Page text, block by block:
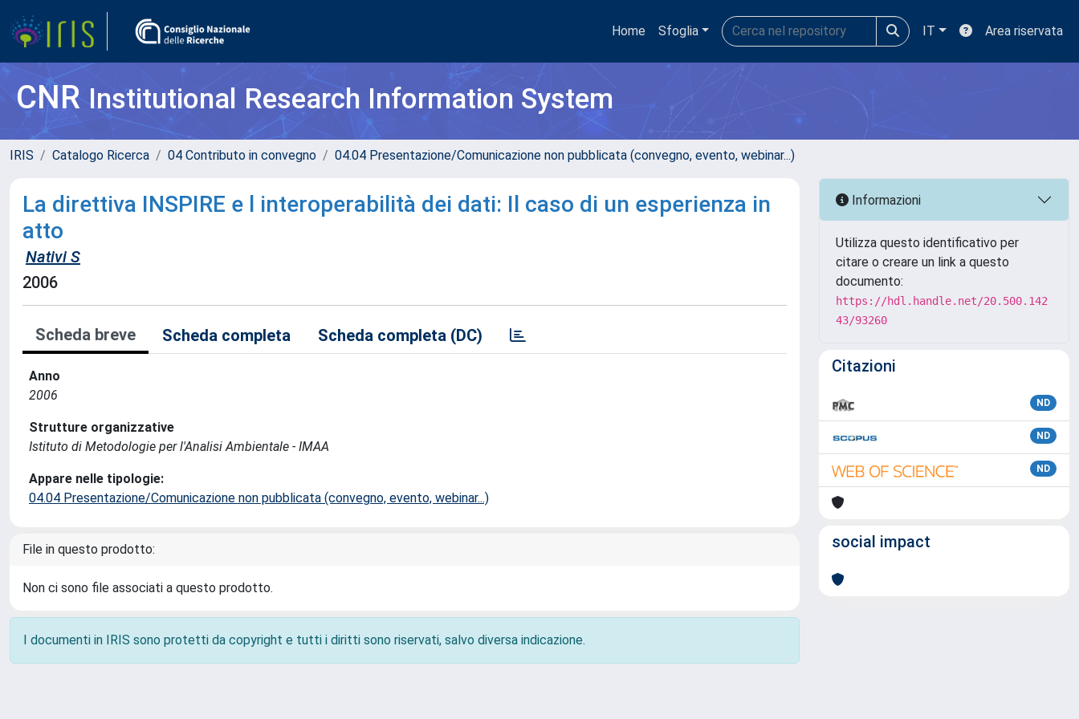
Home Sfoglia IT Area riservata
CNRInstitutional Research Information System
IRIS Catalogo Ricerca 04 Contributo in convegno 04.04 Presentazione/Comunicazione non pubblicata (convegno, evento, webinar...)
La direttiva INSPIRE e l interoperabilità dei dati: Il caso di un esperienza in
atto
Nativi S
2006
Scheda breve Scheda completa Scheda completa (DC)
Anno
2006
Strutture organizzative
Istituto di Metodologie per l'Analisi Ambientale - IMAA
Appare nelle tipologie:
04.04 Presentazione/Comunicazione non pubblicata (convegno, evento, webinar...)
File in questo prodotto:
Non ci sono file associati a questo prodotto.
I documenti in IRIS sono protetti da copyright e tutti i diritti sono riservati, salvo diversa indicazione.
Informazioni
Utilizza questo identificativo per
citare o creare un link a questo
documento:
https://hdl.handle.net/20.500.142
43/93260
Citazioni
ND
ND
ND
social impact